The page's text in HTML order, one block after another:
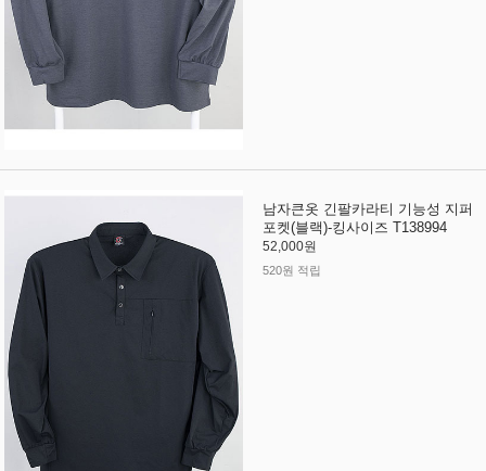
남자큰옷 긴팔카라티 기능성 지퍼
포켓(블랙)-킹사이즈 T138994
52,000원
520원 적립